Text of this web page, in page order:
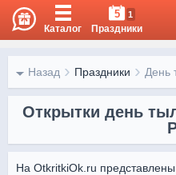
Каталог
5 1
Праздники
Назад Праздники День
Открытки день
На OtkritkiOk.ru